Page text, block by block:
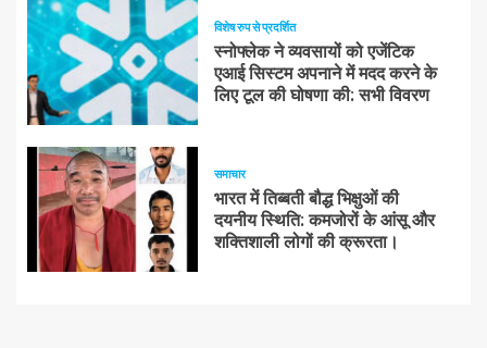
विशेष रुप से प्रदर्शित
स्नोफ्लेक ने व्यवसायों को एजेंटिक
एआई सिस्टम अपनाने में मदद करने के
लिए टूल की घोषणा की: सभी विवरण
समाचार
भारत में तिब्बती बौद्ध भिक्षुओं की
दयनीय स्थिति: कमजोरों के आंसू और
शक्तिशाली लोगों की क्रूरता।